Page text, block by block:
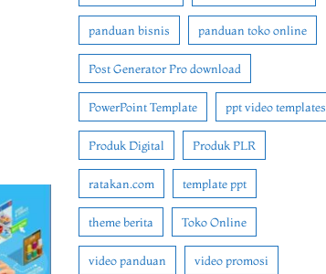
panduan bisnis panduan toko online
Post Generator Pro download
PowerPoint Template ppt video templates
Produk Digital Produk PLR
ratakan.com template ppt
theme berita Toko Online
video panduan video promosi